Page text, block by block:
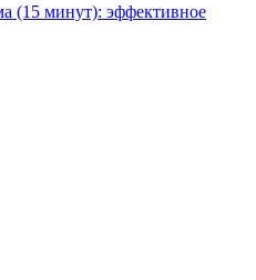
(15 минут): эффективное